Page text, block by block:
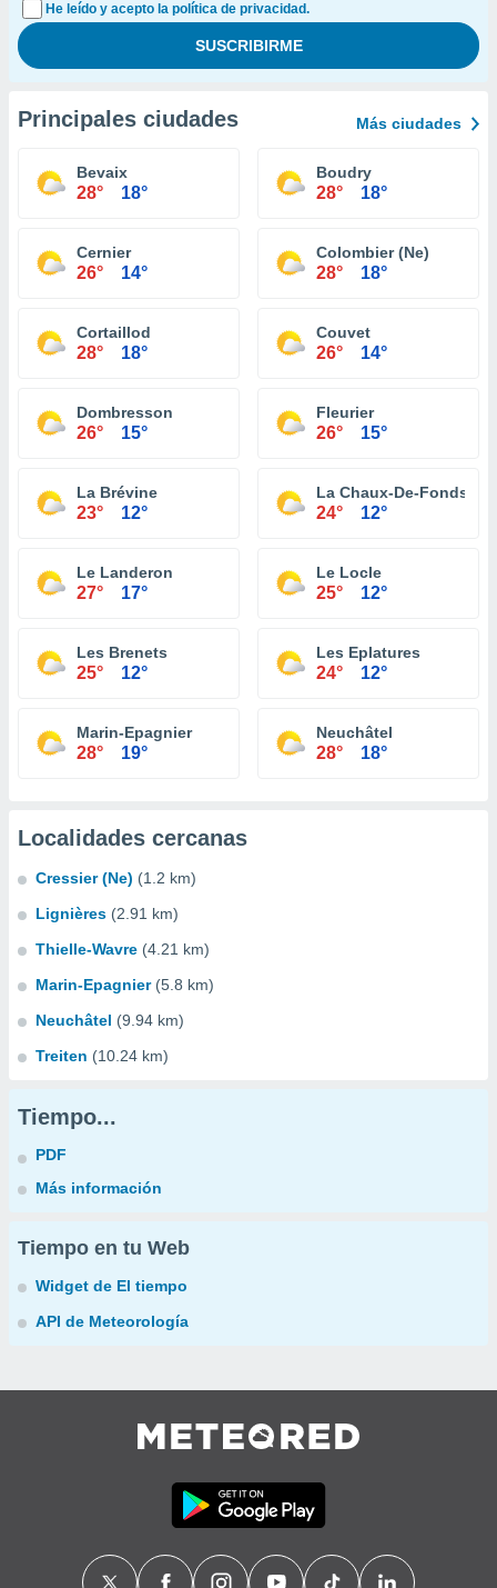
He leído y acepto la política de privacidad.
Principales ciudades Más ciudades
Bevaix
28° 18°
Boudry
28° 18°
Cernier
26° 14°
Colombier (Ne)
28° 18°
Cortaillod
28° 18°
Couvet
26° 14°
Dombresson
26° 15°
Fleurier
26° 15°
La Brévine
23° 12°
La Chaux-De-Fonds
24° 12°
Le Landeron
27° 17°
Le Locle
25° 12°
Les Brenets
25° 12°
Les Eplatures
24° 12°
Marin-Epagnier
28° 19°
Neuchâtel
28° 18°
Localidades cercanas
Cressier (Ne) (1.2 km)
Lignières (2.91 km)
Thielle-Wavre (4.21 km)
Marin-Epagnier (5.8 km)
Neuchâtel (9.94 km)
Treiten (10.24 km)
Tiempo...
PDF
Más información
Tiempo en tu Web
Widget de El tiempo
API de Meteorología